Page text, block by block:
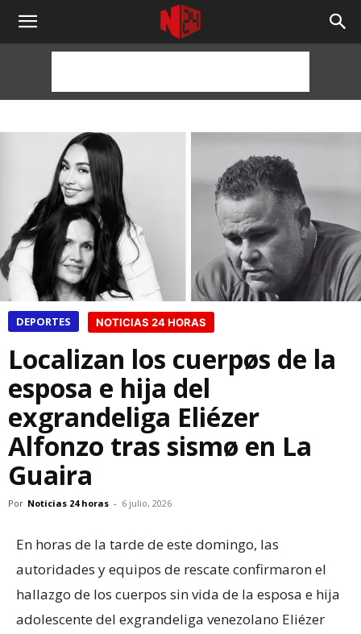
NOTICIAS
HORAS
DEPORTES NOTICIAS 24 HORAS
Localizan los cuerpøs de la
esposa e hija del
exgrandeliga Eliézer
Alfonzo tras sismø en La
Guaira
Por Noticias 24 horas - 6 julio, 2026
En horas de la tarde de este domingo, las
autoridades y equipos de rescate confirmaron el
hallazgo de los cuerpos sin vida de la esposa e hija
adolescente del exgrandeliga venezolano Eliézer